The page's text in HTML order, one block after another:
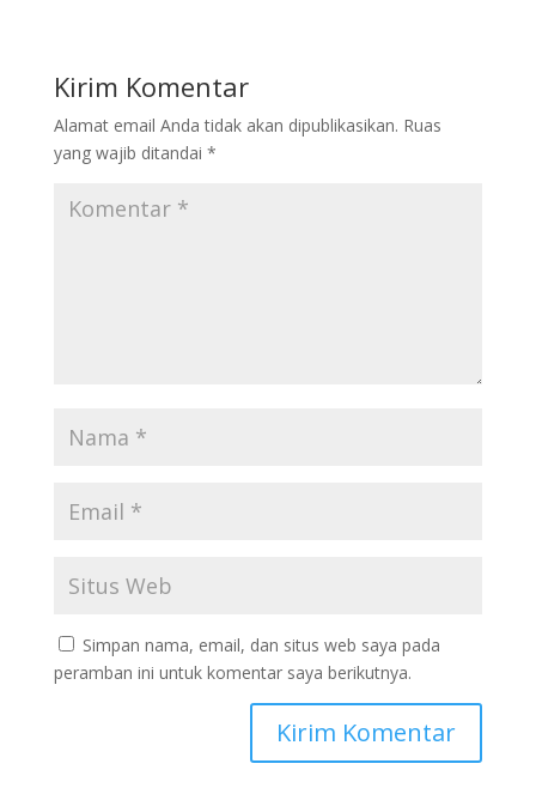
Kirim Komentar
Alamat email Anda tidak akan dipublikasikan. Ruas
yang wajib ditandai *
Simpan nama, email, dan situs web saya pada
peramban ini untuk komentar saya berikutnya.